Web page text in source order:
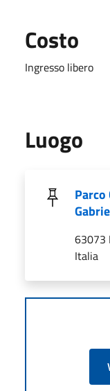
Costo
Ingresso libero
Luogo
Parco
63073
Italia